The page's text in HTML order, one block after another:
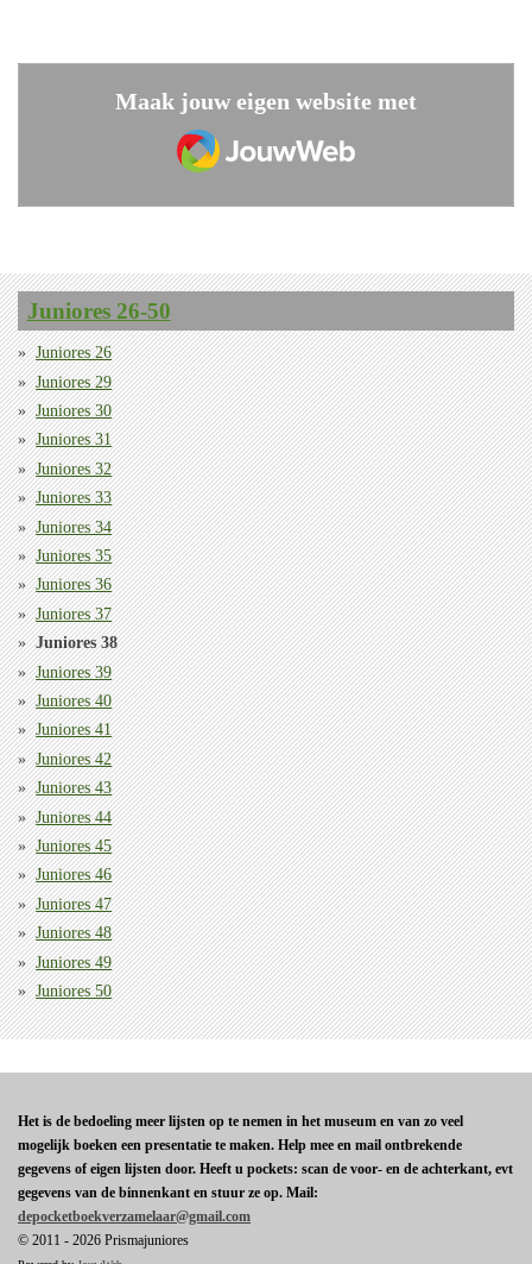
Maak jouw eigen website met
JouwWeb
Juniores 26-50
Juniores 26
Juniores 29
Juniores 30
Juniores 31
Juniores 32
Juniores 33
Juniores 34
Juniores 35
Juniores 36
Juniores 37
Juniores 38
Juniores 39
Juniores 40
Juniores 41
Juniores 42
Juniores 43
Juniores 44
Juniores 45
Juniores 46
Juniores 47
Juniores 48
Juniores 49
Juniores 50
Het is de bedoeling meer lijsten op te nemen in het museum en van zo veel
mogelijk boeken een presentatie te maken. Help mee en mail ontbrekende
gegevens of eigen lijsten door. Heeft u pockets: scan de voor- en de achterkant, evt
gegevens van de binnenkant en stuur ze op. Mail:
depocketboekverzamelaar@gmail.com
© 2011 - 2026 Prismajuniores